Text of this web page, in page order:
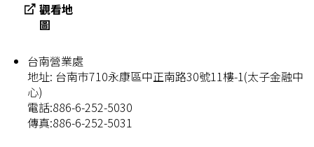
觀看地
圖
台南營業處
地址: 台南巿710永康區中正南路30號11樓-1(太子金融中
心)
電話:886-6-252-5030
傳真:886-6-252-5031